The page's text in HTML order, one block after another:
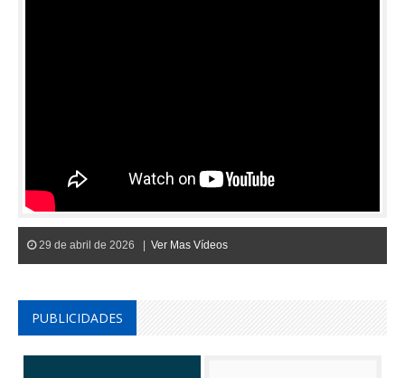
29 de abril de 2026 | Ver Mas Vídeos
PUBLICIDADES